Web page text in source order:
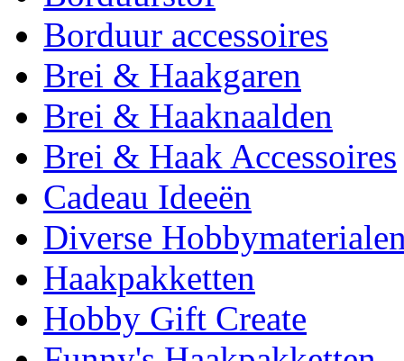
Borduur accessoires
Brei & Haakgaren
Brei & Haaknaalden
Brei & Haak Accessoires
Cadeau Ideeën
Diverse
Haakpakketten
Hobby Gift Create